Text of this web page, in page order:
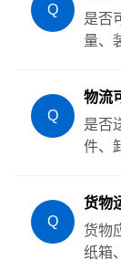
Q
是否
量、
Q
物流
是否
件、
Q
货物
货物
纸箱